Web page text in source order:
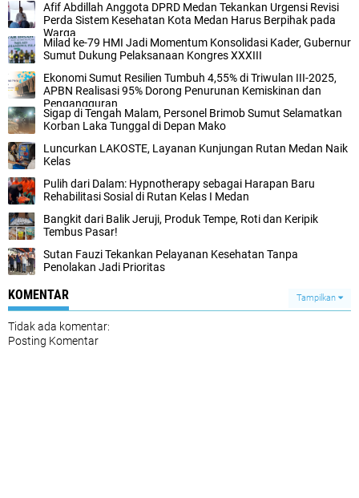
Afif Abdillah Anggota DPRD Medan Tekankan Urgensi Revisi
Perda Sistem Kesehatan Kota Medan Harus Berpihak pada
Warga
Milad ke-79 HMI Jadi Momentum Konsolidasi Kader, Gubernur
Sumut Dukung Pelaksanaan Kongres XXXIII
Ekonomi Sumut Resilien Tumbuh 4,55% di Triwulan III-2025,
APBN Realisasi 95% Dorong Penurunan Kemiskinan dan
Pengangguran
Sigap di Tengah Malam, Personel Brimob Sumut Selamatkan
Korban Laka Tunggal di Depan Mako
Luncurkan LAKOSTE, Layanan Kunjungan Rutan Medan Naik
Kelas
Pulih dari Dalam: Hypnotherapy sebagai Harapan Baru
Rehabilitasi Sosial di Rutan Kelas I Medan
Bangkit dari Balik Jeruji, Produk Tempe, Roti dan Keripik
Tembus Pasar!
Sutan Fauzi Tekankan Pelayanan Kesehatan Tanpa
Penolakan Jadi Prioritas
KOMENTAR Tampilkan
Tidak ada komentar:
Posting Komentar